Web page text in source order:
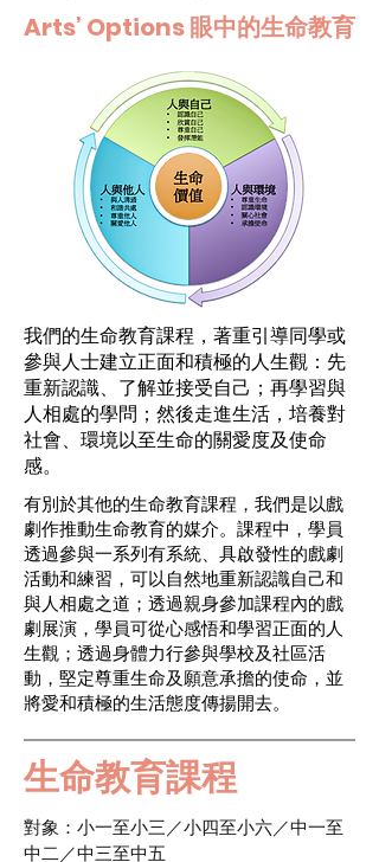
Arts’ Options 眼中的生命教育
我們的生命教育課程，著重引導同學或
參與人士建立正面和積極的人生觀：先
重新認識、了解並接受自己；再學習與
人相處的學問；然後走進生活，培養對
社會、環境以至生命的關愛度及使命
感。
有別於其他的生命教育課程，我們是以戲
劇作推動生命教育的媒介。課程中，學員
透過參與一系列有系統、具啟發性的戲劇
活動和練習，可以自然地重新認識自己和
與人相處之道；透過親身參加課程內的戲
劇展演，學員可從心感悟和學習正面的人
生觀；透過身體力行參與學校及社區活
動，堅定尊重生命及願意承擔的使命，並
將愛和積極的生活態度傳揚開去。
生命教育課程
對象：小一至小三／小四至小六／中一至
中二／中三至中五